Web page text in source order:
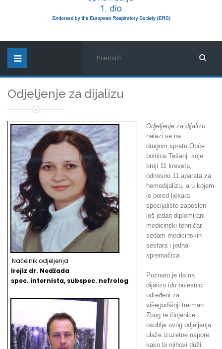
Odjeljenje za dijalizu
Načelnik odjeljenja
Irejiz dr. Nedžada
spec. internista, subspec. nefrolog
Odjeljenje za dijalizu
nalazi se na
drugom spratu Opće
bolnice Tešanj koje
broji 11 kreveta,
odnosno 11 aparata za
hemodijalizu, a u kojem
je pored ljekara
specijaliste zaposlen
još jedan diplomirani
medicinski tehničar,
sedam medicinskih
sestara i jedna
spremačica.
Poznato je da na
dijalizu idu bolesnici
određeni za
višegodišnji tretman.
Zbog te činjenice
osoblje ovog odjeljenja
ulaže izuzetne napore
kako bi njihovi duži